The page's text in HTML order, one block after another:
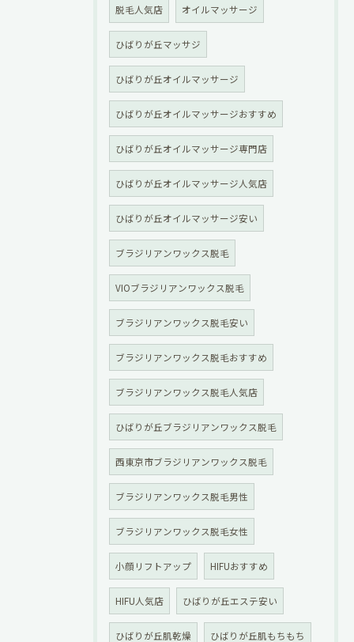
脱毛人気店 オイルマッサージ
ひばりが丘マッサジ
ひばりが丘オイルマッサージ
ひばりが丘オイルマッサージおすすめ
ひばりが丘オイルマッサージ専門店
ひばりが丘オイルマッサージ人気店
ひばりが丘オイルマッサージ安い
ブラジリアンワックス脱毛
VIOブラジリアンワックス脱毛
ブラジリアンワックス脱毛安い
ブラジリアンワックス脱毛おすすめ
ブラジリアンワックス脱毛人気店
ひばりが丘ブラジリアンワックス脱毛
西東京市ブラジリアンワックス脱毛
ブラジリアンワックス脱毛男性
ブラジリアンワックス脱毛女性
小顔リフトアップ HIFUおすすめ
HIFU人気店 ひばりが丘エステ安い
ひばりが丘肌乾燥 ひばりが丘肌もちもち